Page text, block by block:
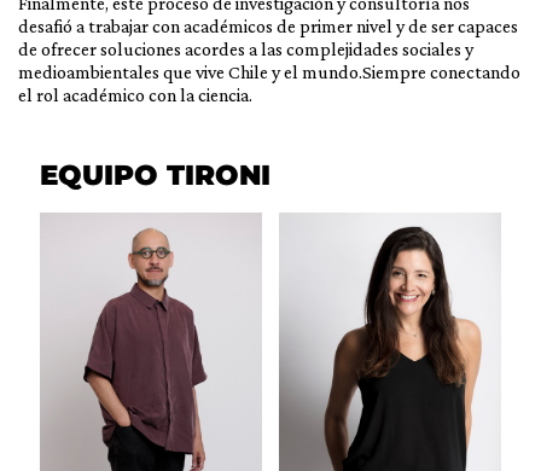
desafió a trabajar con académicos de primer nivel y de ser capaces
de ofrecer soluciones acordes a las complejidades sociales y
medioambientales que vive Chile y el mundo.Siempre conectando
el rol académico con la ciencia.
EQUIPO TIRONI